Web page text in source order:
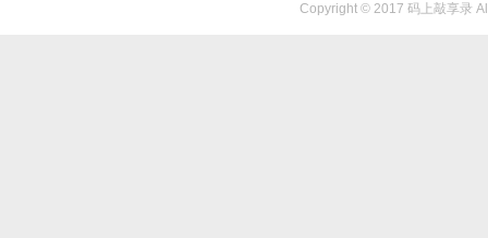
Copyright © 2017 码上敲享录